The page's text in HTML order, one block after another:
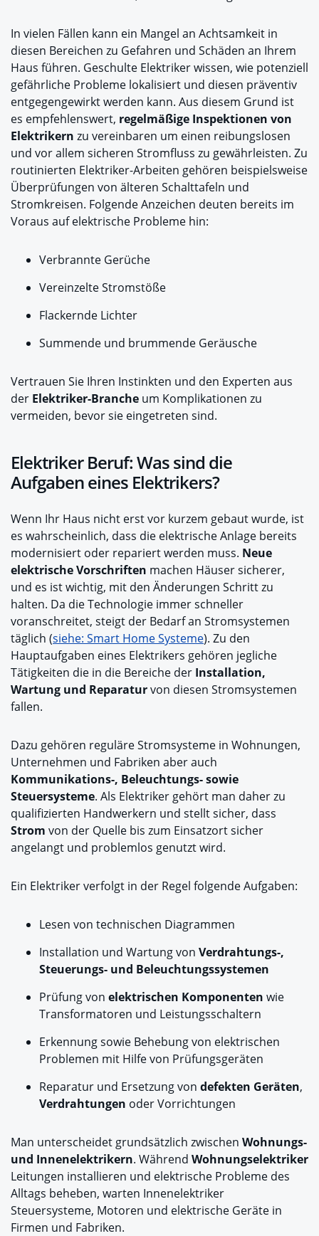
In vielen Fällen kann ein Mangel an Achtsamkeit in
diesen Bereichen zu Gefahren und Schäden an Ihrem
Haus führen. Geschulte Elektriker wissen, wie potenziell
gefährliche Probleme lokalisiert und diesen präventiv
entgegengewirkt werden kann. Aus diesem Grund ist
es empfehlenswert, regelmäßige Inspektionen von
Elektrikern zu vereinbaren um einen reibungslosen
und vor allem sicheren Stromfluss zu gewährleisten. Zu
routinierten Elektriker-Arbeiten gehören beispielsweise
Überprüfungen von älteren Schalttafeln und
Stromkreisen. Folgende Anzeichen deuten bereits im
Voraus auf elektrische Probleme hin:
Verbrannte Gerüche
Vereinzelte Stromstöße
Flackernde Lichter
Summende und brummende Geräusche
Vertrauen Sie Ihren Instinkten und den Experten aus
der Elektriker-Branche um Komplikationen zu
vermeiden, bevor sie eingetreten sind.
Elektriker Beruf: Was sind die
Aufgaben eines Elektrikers?
Wenn Ihr Haus nicht erst vor kurzem gebaut wurde, ist
es wahrscheinlich, dass die elektrische Anlage bereits
modernisiert oder repariert werden muss. Neue
elektrische Vorschriften machen Häuser sicherer,
und es ist wichtig, mit den Änderungen Schritt zu
halten. Da die Technologie immer schneller
voranschreitet, steigt der Bedarf an Stromsystemen
täglich (siehe: Smart Home Systeme). Zu den
Hauptaufgaben eines Elektrikers gehören jegliche
Tätigkeiten die in die Bereiche der Installation,
Wartung und Reparaturvon diesen Stromsystemen
fallen.
Dazu gehören reguläre Stromsysteme in Wohnungen,
Unternehmen und Fabriken aber auch
Kommunikations-, Beleuchtungs- sowie
Steuersysteme. Als Elektriker gehört man daher zu
qualifizierten Handwerkern und stellt sicher, dass
Strom von der Quelle bis zum Einsatzort sicher
angelangt und problemlos genutzt wird.
Ein Elektriker verfolgt in der Regel folgende Aufgaben:
Lesen von technischen Diagrammen
Installation und Wartung von Verdrahtungs-,
Steuerungs- und Beleuchtungssystemen
Prüfung von elektrischen Komponenten wie
Transformatoren und Leistungsschaltern
Erkennung sowie Behebung von elektrischen
Problemen mit Hilfe von Prüfungsgeräten
Reparatur und Ersetzung von defekten Geräten,
Verdrahtungen oder Vorrichtungen
Man unterscheidet grundsätzlich zwischen Wohnungs-
und Innenelektrikern. Während Wohnungselektriker
Leitungen installieren und elektrische Probleme des
Alltags beheben, warten Innenelektriker
Steuersysteme, Motoren und elektrische Geräte in
Firmen und Fabriken.